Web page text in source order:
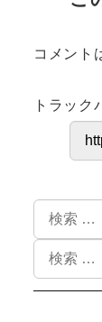
コメント
トラッ